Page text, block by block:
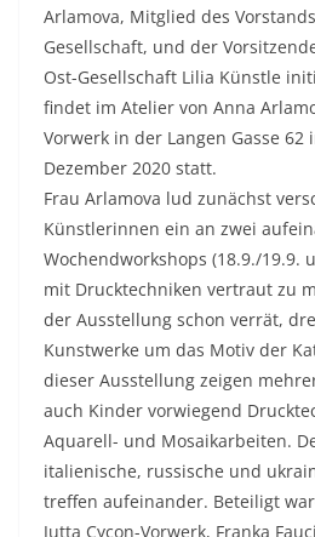
Arlamova, Mitglied des
Gesellschaft, und der
Ost-Gesellschaft Lilia Künstle
findet im Atelier von Anna
Vorwerk in der Langen Gasse
Dezember 2020 statt.
Frau Arlamova lud zunächst
Künstlerinnen ein an zwei
Wochendworkshops (18.9./19.9.
mit Drucktechniken vertraut zu
der Ausstellung schon verrät,
Kunstwerke um das Motiv der
dieser Ausstellung zeigen
auch Kinder vorwiegend
Aquarell- und Mosaikarbeiten.
italienische, russische und
treffen aufeinander. Beteiligt
Jutta Cycon-Vorwerk, Franka